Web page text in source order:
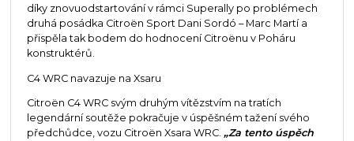
díky znovuodstartování v rámci Superally po problémech
druhá posádka Citroën Sport Dani Sordó – Marc Martí a
přispěla tak bodem do hodnocení Citroënu v Poháru
konstruktérů.
C4 WRC navazuje na Xsaru
Citroën C4 WRC svým druhým vítězstvím na tratích
legendární soutěže pokračuje v úspěšném tažení svého
předchůdce, vozu Citroën Xsara WRC. „Za tento úspěch